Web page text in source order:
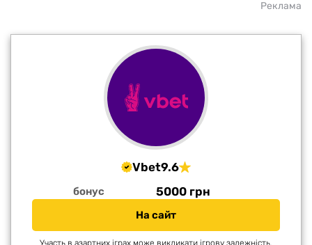
Реклама
Vbet9.6
бонус 5000 грн
На сайт